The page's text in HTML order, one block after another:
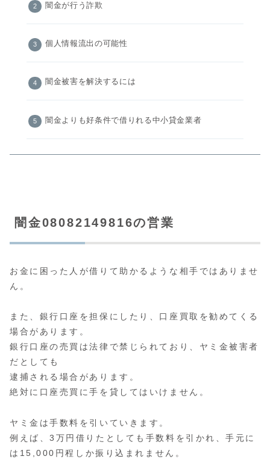
闇金が行う詐欺
個人情報流出の可能性
闇金被害を解決するには
闇金よりも好条件で借りれる中小貸金業者
闇金08082149816の営業
お金に困った人が借りて助かるような相手ではありませ
ん。
また、銀行口座を担保にしたり、口座買取を勧めてくる
場合があります。
銀行口座の売買は法律で禁じられており、ヤミ金被害者
だとしても
逮捕される場合があります。
絶対に口座売買に手を貸してはいけません。
ヤミ金は手数料を引いていきます。
例えば、3万円借りたとしても手数料を引かれ、手元に
は15,000円程しか振り込まれません。